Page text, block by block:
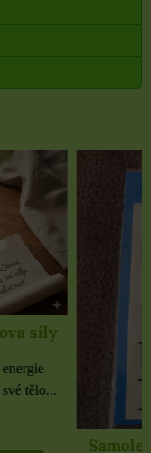
Samolepky černé